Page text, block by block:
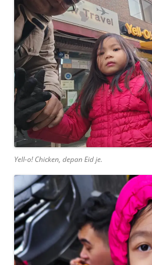
Yell-o! Chicken, depan Eid je.